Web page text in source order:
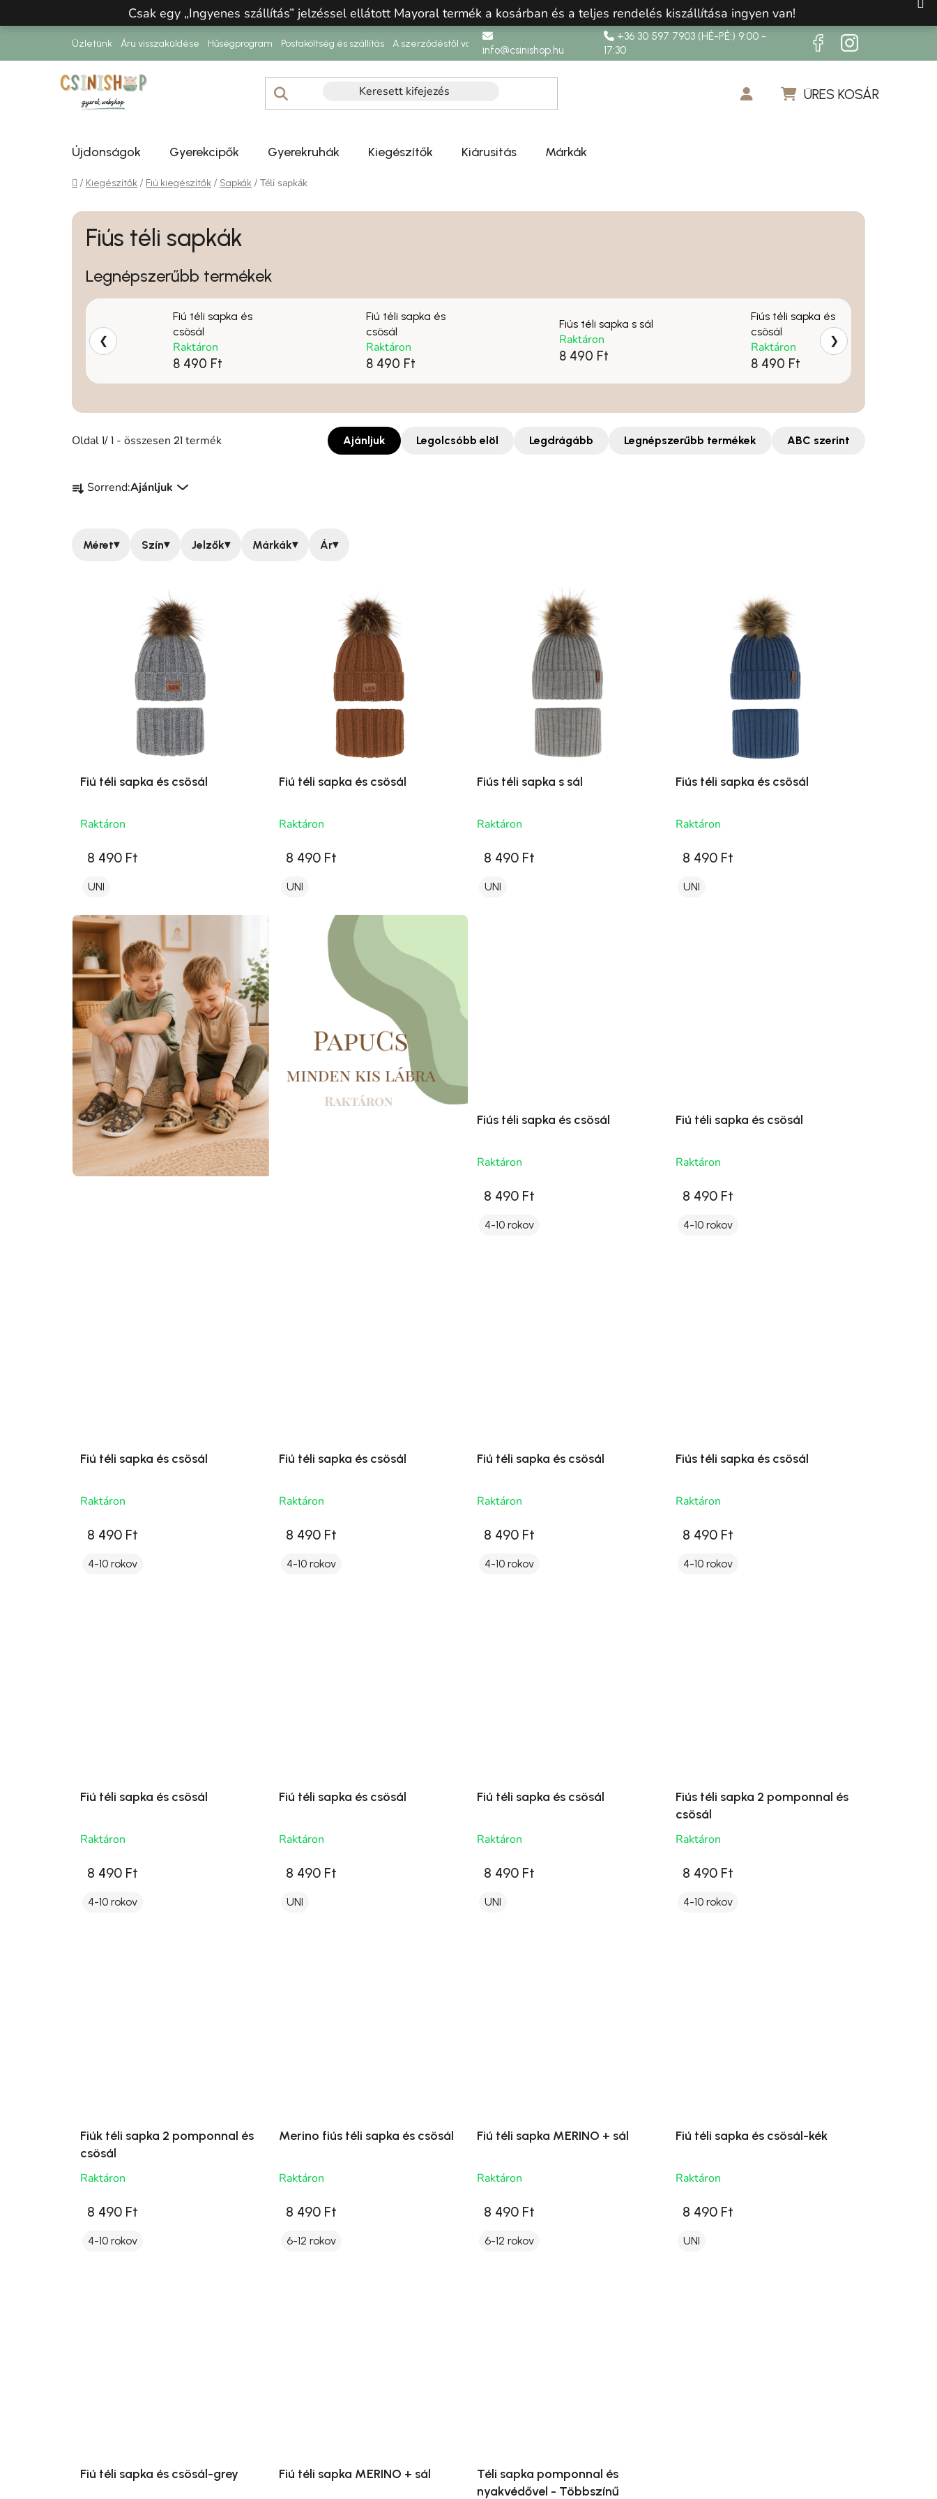
Csak egy „Ingyenes szállítás” jelzéssel ellátott Mayoral termék a kosárban és a teljes rendelés kiszállítása ingyen van!
Üzletünk Áru visszaküldése Hűségprogram Postaköltség és szállítás A szerződéstől való elállásinfo@csinishop.hu
+36 30 597 7903 (HÉ-PÉ:) 9:00 -
17:30
ÜRES KOSÁR
Újdonságok Gyerekcipők Gyerekruhák Kiegészítők Kiárusitás Márkák
Kezdőlap
/ Kiegészítők / Fiú kiegészítők / Sapkák / Téli sapkák
Fiús téli sapkák
Legnépszerűbb termékek
Fiú téli sapka és
csösál
Raktáron
8 490 Ft
Fiú téli sapka és
csösál
Raktáron
8 490 Ft
Fiús téli sapka s sál
Raktáron
8 490 Ft
Fiús téli sapka és
csösál
Raktáron
8 490 Ft
❮ ❯
Oldal 1/ 1 - összesen 21 termék Ajánljuk Legolcsóbb elöl Legdrágább Legnépszerűbb termékek ABC szerint
Termékek rendezése
Sorrend:Ajánljuk
Méret▾ Szín▾ Jelzők▾ Márkák▾ Ár▾
Fiú téli sapka és csösál
Raktáron
8 490 Ft
UNI
Fiú téli sapka és csösál
Raktáron
8 490 Ft
UNI
Fiús téli sapka s sál
Raktáron
8 490 Ft
UNI
Fiús téli sapka és csösál
Raktáron
8 490 Ft
UNI
Fiús téli sapka és csösál
Raktáron
8 490 Ft
4-10 rokov
Fiú téli sapka és csösál
Raktáron
8 490 Ft
4-10 rokov
Fiú téli sapka és csösál
Raktáron
8 490 Ft
4-10 rokov
Fiú téli sapka és csösál
Raktáron
8 490 Ft
4-10 rokov
Fiú téli sapka és csösál
Raktáron
8 490 Ft
4-10 rokov
Fiús téli sapka és csösál
Raktáron
8 490 Ft
4-10 rokov
Fiú téli sapka és csösál
Raktáron
8 490 Ft
4-10 rokov
Fiú téli sapka és csösál
Raktáron
8 490 Ft
UNI
Fiú téli sapka és csösál
Raktáron
8 490 Ft
UNI
Fiús téli sapka 2 pomponnal és
csösál
Raktáron
8 490 Ft
4-10 rokov
Fiúk téli sapka 2 pomponnal és
csösál
Raktáron
8 490 Ft
4-10 rokov
Merino fiús téli sapka és csösál
Raktáron
8 490 Ft
6-12 rokov
Fiú téli sapka MERINO + sál
Raktáron
8 490 Ft
6-12 rokov
Fiú téli sapka és csösál-kék
Raktáron
8 490 Ft
UNI
Fiú téli sapka és csösál-grey Fiú téli sapka MERINO + sál
Téli sapka pomponnal és
nyakvédővel - Többszínű